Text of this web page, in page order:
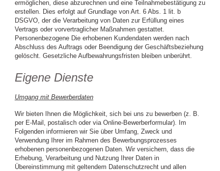
ermöglichen, diese abzurechnen und eine Teilnahmebestätigung zu
erstellen. Dies erfolgt auf Grundlage von Art. 6 Abs. 1 lit. b
DSGVO, der die Verarbeitung von Daten zur Erfüllung eines
Vertrags oder vorvertraglicher Maßnahmen gestattet.
Personenbezogene Die erhobenen Kundendaten werden nach
Abschluss des Auftrags oder Beendigung der Geschäftsbeziehung
gelöscht. Gesetzliche Aufbewahrungsfristen bleiben unberührt.
Eigene Dienste
Umgang mit Bewerberdaten
Wir bieten Ihnen die Möglichkeit, sich bei uns zu bewerben (z. B.
per E-Mail, postalisch oder via Online-Bewerberformular). Im
Folgenden informieren wir Sie über Umfang, Zweck und
Verwendung Ihrer im Rahmen des Bewerbungsprozesses
erhobenen personenbezogenen Daten. Wir versichern, dass die
Erhebung, Verarbeitung und Nutzung Ihrer Daten in
Übereinstimmung mit geltendem Datenschutzrecht und allen